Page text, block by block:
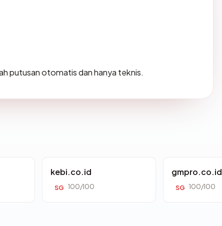
putusan otomatis dan hanya teknis.
kebi.co.id
SG 100/100
gmpro.co.id
SG 100/100